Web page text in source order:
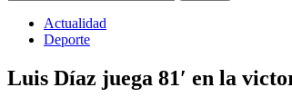
Actualidad
Deporte
Luis Díaz juega 81′ en la